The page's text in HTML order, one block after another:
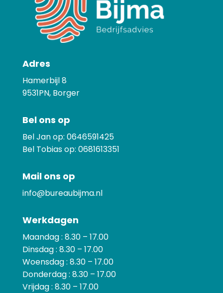
Adres
Hamerbijl 8
9531PN, Borger
Bel ons op
Bel Jan op: 0646591425
Bel Tobias op: 0681613351
Mail ons op
info@bureaubijma.nl
Werkdagen
Maandag : 8.30 – 17.00
Dinsdag : 8.30 – 17.00
Woensdag : 8.30 – 17.00
Donderdag : 8.30 – 17.00
Vrijdag : 8.30 – 17.00